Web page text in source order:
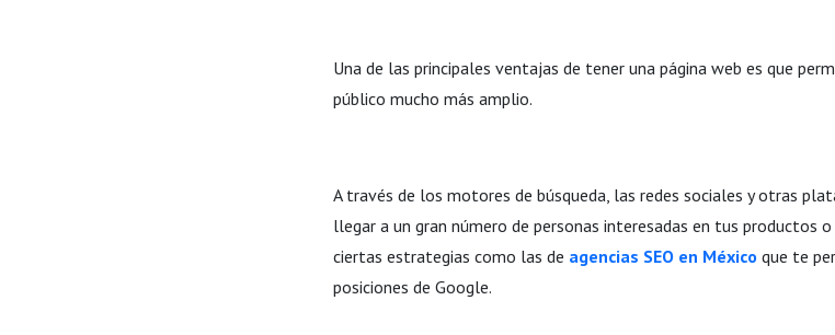
Una de las principales ventajas de tener una página web es que
público mucho más amplio.
A través de los motores de búsqueda, las redes sociales y otras
llegar a un gran número de personas interesadas en tus productos
ciertas estrategias como las de agencias SEO en México que te
posiciones de Google.